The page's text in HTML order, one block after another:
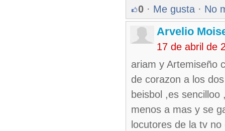
0 · Me gusta · No
Arvelio
17 de abril de
ariam y Artemiseño
de corazon a los
beisbol ,es
menos a mas y se
locutores de la tv